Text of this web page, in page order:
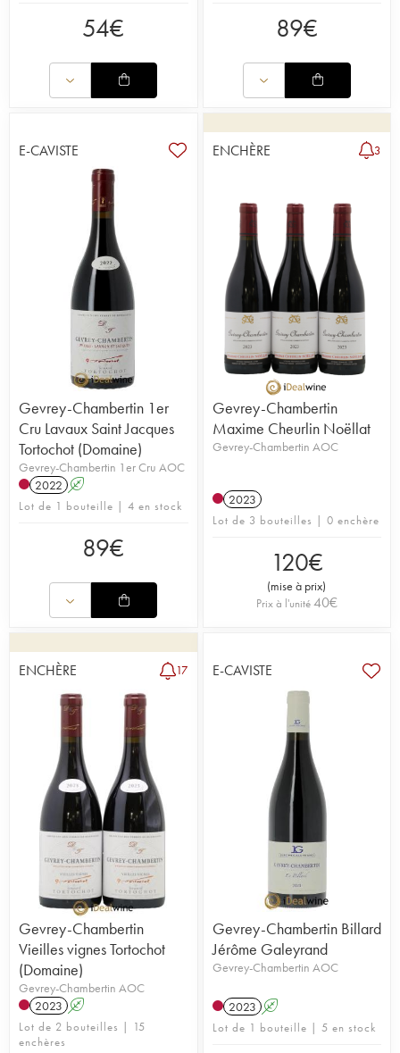
54€ 89€
E-CAVISTE
Gevrey-Chambertin 1er
Cru Lavaux Saint Jacques
Tortochot (Domaine)
Gevrey-Chambertin 1er Cru AOC
2022 A
Lot de 1 bouteille | 4 en stock
89€
ENCHÈRE 3
Gevrey-Chambertin
Maxime Cheurlin Noëllat
Gevrey-Chambertin AOC
2023
Lot de 3 bouteilles | 0 enchère
120€
(mise à prix)
Prix à l'unité40€
ENCHÈRE 17
Gevrey-Chambertin
Vieilles vignes Tortochot
(Domaine)
Gevrey-Chambertin AOC
2023 A
Lot de 2 bouteilles | 15
enchères
E-CAVISTE
Gevrey-Chambertin Billard
Jérôme Galeyrand
Gevrey-Chambertin AOC
2023 A
Lot de 1 bouteille | 5 en stock